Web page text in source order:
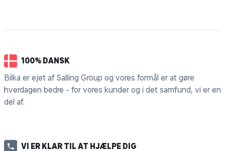
100% DANSK
Bilka er ejet af Salling Group og vores formål er at gøre
hverdagen bedre - for vores kunder og i det samfund, vi er en
del af.
VI ER KLAR TIL AT HJÆLPE DIG